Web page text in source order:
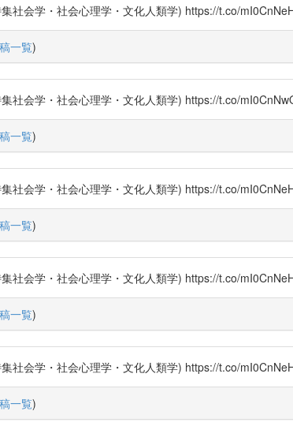
社会学・社会心理学・文化人類学) https://t.co/
一覧)
社会学・社会心理学・文化人類学) https://t.co/
一覧)
社会学・社会心理学・文化人類学) https://t.co/
一覧)
社会学・社会心理学・文化人類学) https://t.co/
一覧)
社会学・社会心理学・文化人類学) https://t.co/
一覧)